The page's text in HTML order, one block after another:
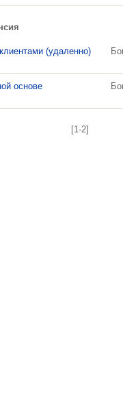
(удаленно)
основе
[1-2]